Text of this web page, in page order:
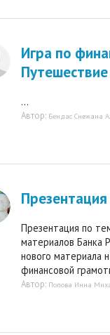
Игра по
...
Автор: Бендас Снежана
Презентация по
материалов Банка
нового материала
финансовой
Автор: Попова Инна